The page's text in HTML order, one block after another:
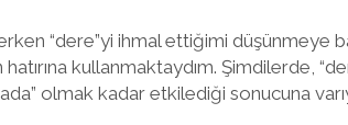
“dere”yi ihmal ettiğimi düşünmeye
kullanmaktaydım. Şimdilerde,
olmak kadar etkilediği sonucuna